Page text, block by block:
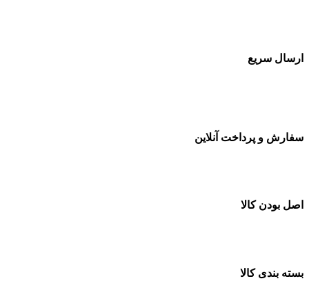
ارسال سریع
سفارش و پرداخت آنلاین
اصل بودن کالا
بسته بندی کالا